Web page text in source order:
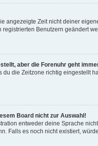
angezeigte Zeit nicht deiner
Benutzern geändert
aber die Forenuhr geht
du die Zeitzone richtig eingestellt
Board nicht zur Auswahl!
entweder deine Sprache
Falls es noch nicht existiert,